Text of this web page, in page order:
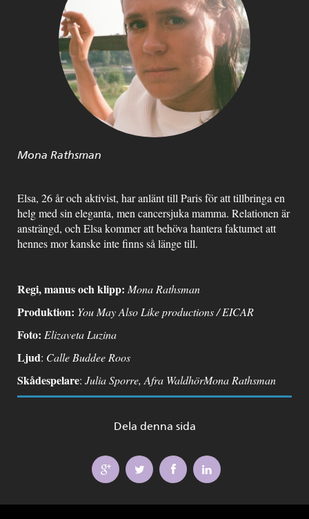
Mona Rathsman
Elsa, 26 år och aktivist, har anlänt till Paris för att tillbringa en
helg med sin eleganta, men cancersjuka mamma. Relationen är
ansträngd, och Elsa kommer att behöva hantera faktumet att
hennes mor kanske inte finns så länge till.
Regi, manus och klipp: Mona Rathsman
Produktion: You May Also Like productions / EICAR
Foto: Elizaveta Luzina
Ljud: Calle Buddee Roos
Skådespelare: Julia Sporre, Afra WaldhörMona Rathsman
Dela denna sida